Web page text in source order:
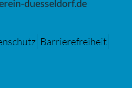
duesseldorf.de
Barrierefreiheit